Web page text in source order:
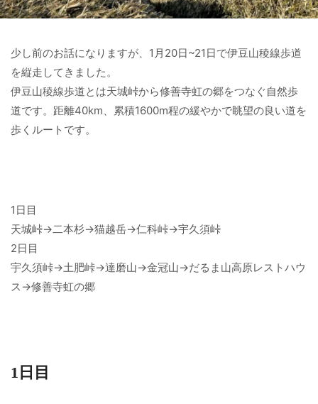
少し前のお話になりますが、1月20日~21日で伊豆山稜線歩道
を縦走してきました。
伊豆山稜線歩道とは天城峠から修善寺虹の郷をつなぐ自然歩
道です。距離40km、累積1600m程の緩やかで眺望の良い道を
歩くルートです。
1日目
天城峠→二本杉→猫越岳→仁科峠→宇久須峠
2日目
宇久須峠→土肥峠→達磨山→金冠山→だるま山高原レストハウ
ス→修善寺虹の郷
1日目